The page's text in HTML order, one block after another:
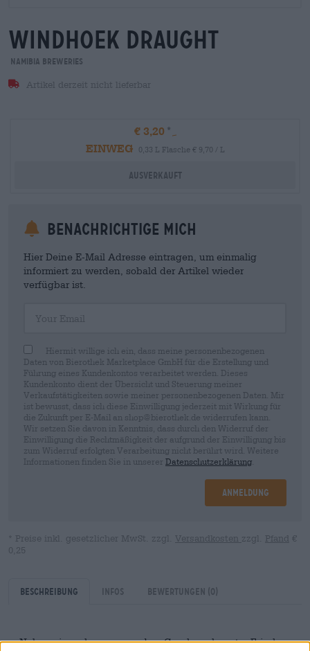
windhoek draught
Namibia Breweries
Artikel derzeit nicht lieferbar
€ 3,20
EINWEG
0,33 L Flasche € 9,70 / L
Ausverkauft
Benachrichtige mich
Hier Deine E-Mail Adresse eintragen, um einmalig
informiert zu werden, sobald der Artikel wieder
verfügbar ist.
Hiermit willige ich ein, dass meine personenbezogenen
Daten von Bierothek Marketplace GmbH für die Erstellung und
Führung eines Kundenkontos verarbeitet werden. Dieses
Kundenkonto dient der Übersicht und Steuerung meiner
Verkaufstätigkeiten sowie meiner personenbezogenen Daten. Mir
ist bewusst, dass ich diese Einwilligung jederzeit mit Wirkung für
die Zukunft per E-Mail an shop@bierothek.de widerrufen kann.
Wir setzen Sie davon in Kenntnis, dass durch den Widerruf der
Einwilligung die Rechtmäßigkeit der aufgrund der Einwilligung bis
zum Widerruf erfolgten Verarbeitung nicht berührt wird. Weitere
Informationen finden Sie in unserer Datenschutzerklärung
Anmeldung
* Preise inkl. gesetzlicher MwSt. zzgl. Versandkosten zzgl. Pfand €
0,25
Beschreibung Infos Bewertungen (0)
Neben einem hervorragendem Geschmack, guter Frische